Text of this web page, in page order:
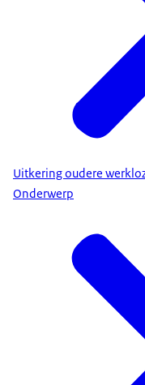
Uitkering oudere
Onderwerp